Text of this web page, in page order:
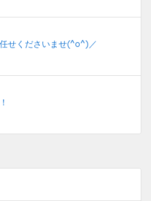
せくださいませ(^o^)／